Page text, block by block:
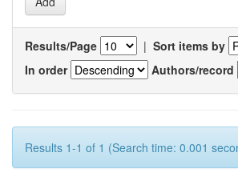
Results/Page | Sort items by
In order
Authors/record
Results 1-1 of 1 (Search time: 0.001